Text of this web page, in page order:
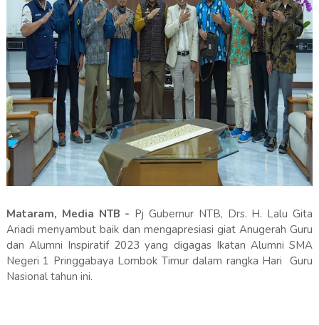
Mataram, Media NTB - Pj Gubernur NTB, Drs. H. Lalu Gita
Ariadi menyambut baik dan mengapresiasi giat Anugerah Guru
dan Alumni Inspiratif 2023 yang digagas Ikatan Alumni SMA
Negeri 1 Pringgabaya Lombok Timur dalam rangka Hari Guru
Nasional tahun ini.